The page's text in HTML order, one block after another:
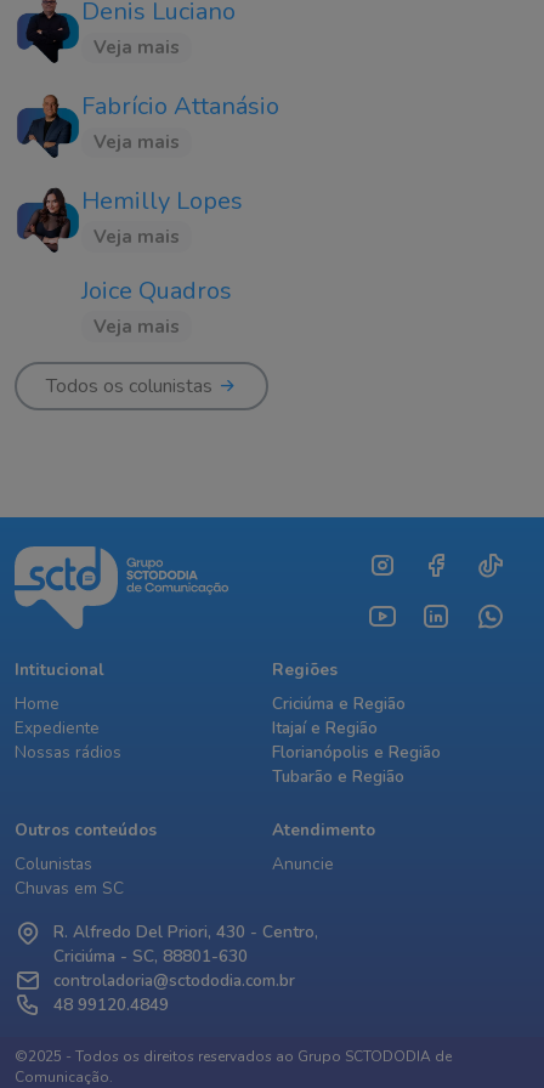
Denis Luciano
Veja mais
Fabrício Attanásio
Veja mais
Hemilly Lopes
Veja mais
Joice Quadros
Veja mais
Todos os colunistas
Intitucional
Home
Expediente
Nossas rádios
Regiões
Criciúma e Região
Itajaí e Região
Florianópolis e Região
Tubarão e Região
Outros conteúdos
Colunistas
Chuvas em SC
Atendimento
Anuncie
R. Alfredo Del Priori, 430 - Centro,
Criciúma - SC, 88801-630
controladoria@sctododia.com.br
48 99120.4849
©2025 - Todos os direitos reservados ao Grupo SCTODODIA de
Comunicação.